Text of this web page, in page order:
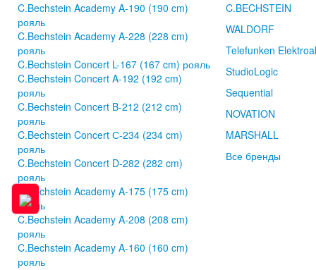
C.Bechstein Academy A-190 (190 cm)
рояль
C.Bechstein Academy A-228 (228 cm)
рояль
C.Bechstein Concert L-167 (167 cm) рояль
C.Bechstein Concert A-192 (192 cm)
рояль
C.Bechstein Concert B-212 (212 cm)
рояль
C.Bechstein Concert С-234 (234 cm)
рояль
C.Bechstein Concert D-282 (282 cm)
рояль
C.Bechstein Academy A-175 (175 cm)
рояль
C.Bechstein Academy A-208 (208 cm)
рояль
C.Bechstein Academy A-160 (160 cm)
рояль
C.BECHSTEIN
WALDORF
Telefunken
StudioLogic
Sequential
NOVATION
MARSHALL
Все бренды